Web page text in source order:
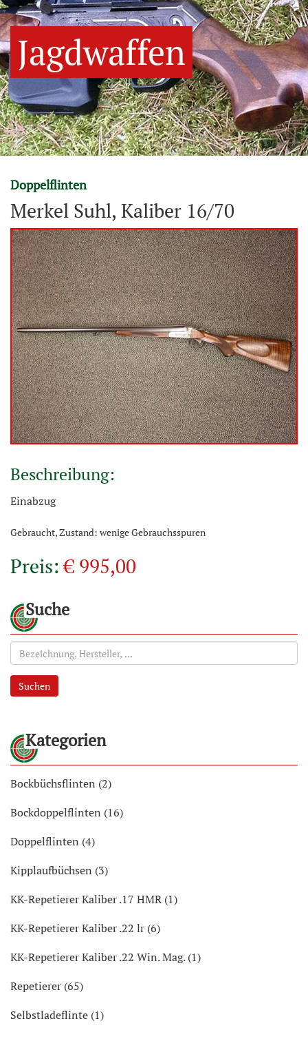
Jagdwaffen
Doppelflinten
Merkel Suhl, Kaliber 16/70
Beschreibung:
Einabzug
Gebraucht, Zustand: wenige Gebrauchsspuren
Preis:€ 995,00
Suche
Suchen
Kategorien
Bockbüchsflinten (2)
Bockdoppelflinten (16)
Doppelflinten (4)
Kipplaufbüchsen (3)
KK-Repetierer Kaliber .17 HMR (1)
KK-Repetierer Kaliber .22 lr (6)
KK-Repetierer Kaliber .22 Win. Mag. (1)
Repetierer (65)
Selbstladeflinte (1)